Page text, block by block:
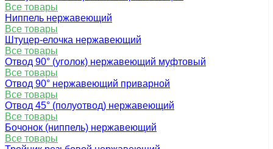
Все товары
Ниппель нержавеющий
Все товары
Штуцер-елочка нержавеющий
Все товары
Отвод 90° (уголок) нержавеющий муфтовый
Все товары
Отвод 90° нержавеющий приварной
Все товары
Отвод 45° (полуотвод) нержавеющий
Все товары
Бочонок (ниппель) нержавеющий
Все товары